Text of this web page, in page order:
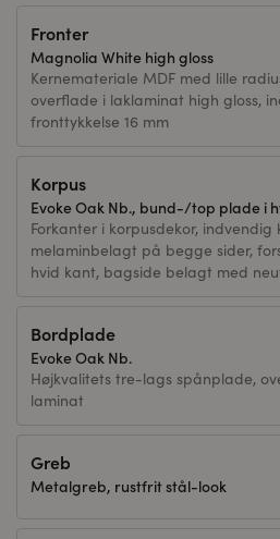
Fronter
Magnolia White high gloss
Kernemateriale MDF med lille
overflade i laklaminat high gloss,
fronttykkelse 16 mm
Korpus
Evoke Oak Nb., bund-/top plade i
Forkanter i korpusdekor, indvendig
melaminbelagt på begge sider,
hvid kant, bagside belagt med
Bordplade
Evoke Oak Nb.
Højkvalitets tre-lags spånplade,
laminat
Greb
Metalgreb, rustfrit stål-look